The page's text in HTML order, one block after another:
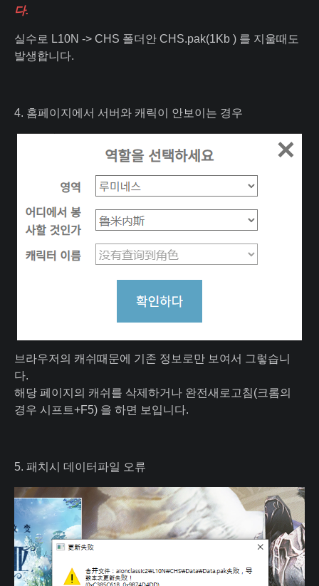
다.
실수로 L10N -> CHS 폴더안 CHS.pak(1Kb ) 를 지울때도
발생합니다.
4. 홈페이지에서 서버와 캐릭이 안보이는 경우
브라우저의 캐쉬때문에 기존 정보로만 보여서 그렇습니
다.
해당 페이지의 캐쉬를 삭제하거나 완전새로고침(크롬의
경우 시프트+F5) 을 하면 보입니다.
5. 패치시 데이터파일 오류